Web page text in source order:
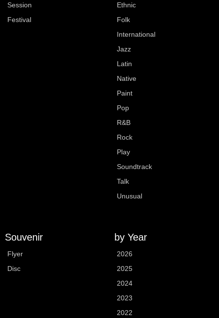
Session
Festival
Ethnic
Folk
International
Jazz
Latin
Native
Paint
Pop
R&B
Rock
Play
Soundtrack
Talk
Unusual
Souvenir
Flyer
Disc
by Year
2026
2025
2024
2023
2022